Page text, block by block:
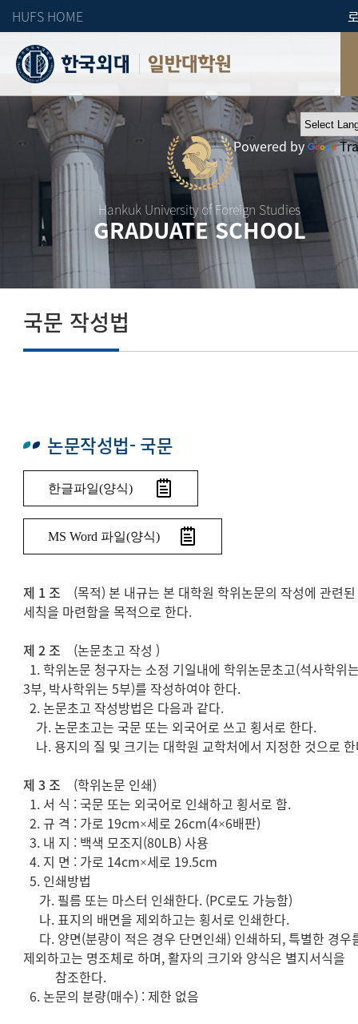
HUFS HOME
일반대학원
Hankuk University of Foreign Studies
GRADUATE SCHOOL
Powered by
국문 작성법
논문작성법- 국문
한글파일(양식)
MS Word 파일(양식)
제 1 조 (목적) 본 내규는 본 대학원 학위논문의 작성에 관련된
세칙을 마련함을 목적으로 한다.
제 2 조 (논문초고 작성 )
1. 학위논문 청구자는 소정 기일내에 학위논문초고(석사학위
3부, 박사학위는 5부)를 작성하여야 한다.
2. 논문초고 작성방법은 다음과 같다.
가. 논문초고는 국문 또는 외국어로 쓰고 횡서로 한다.
나. 용지의 질 및 크기는 대학원 교학처에서 지정한 것으로
제 3 조 (학위논문 인쇄)
1. 서 식 : 국문 또는 외국어로 인쇄하고 횡서로 함.
2. 규 격 : 가로 19cm×세로 26cm(4×6배판)
3. 내 지 : 백색 모조지(80LB) 사용
4. 지 면 : 가로 14cm×세로 19.5cm
5. 인쇄방법
가. 필름 또는 마스터 인쇄한다. (PC로도 가능함)
나. 표지의 배면을 제외하고는 횡서로 인쇄한다.
다. 양면(분량이 적은 경우 단면인쇄) 인쇄하되, 특별한 경우
제외하고는 명조체로 하며, 활자의 크기와 양식은 별지서식을
참조한다.
6. 논문의 분량(매수) : 제한 없음